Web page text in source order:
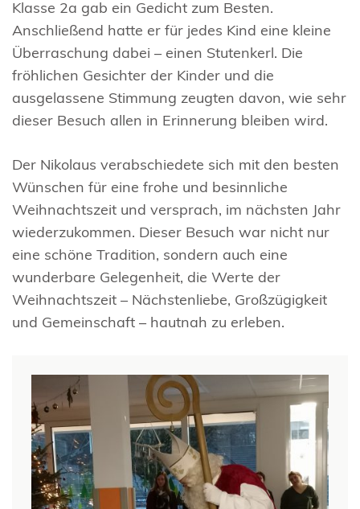
Klasse 2a gab ein Gedicht zum Besten.
Anschließend hatte er für jedes Kind eine kleine
Überraschung dabei – einen Stutenkerl. Die
fröhlichen Gesichter der Kinder und die
ausgelassene Stimmung zeugten davon, wie sehr
dieser Besuch allen in Erinnerung bleiben wird.
Der Nikolaus verabschiedete sich mit den besten
Wünschen für eine frohe und besinnliche
Weihnachtszeit und versprach, im nächsten Jahr
wiederzukommen. Dieser Besuch war nicht nur
eine schöne Tradition, sondern auch eine
wunderbare Gelegenheit, die Werte der
Weihnachtszeit – Nächstenliebe, Großzügigkeit
und Gemeinschaft – hautnah zu erleben.